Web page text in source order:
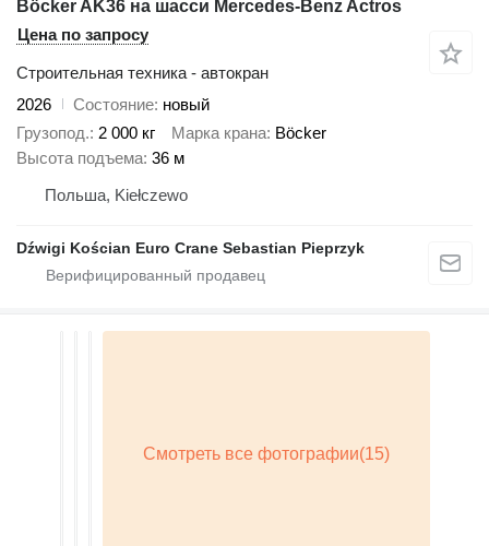
Böcker AK36 на шасси Mercedes-Benz Actros
Цена по запросу
Строительная техника - автокран
2026
Состояние новый
Грузопод. 2 000 кг Марка крана Böcker
Высота подъема 36 м
Польша, Kiełczewo
Dźwigi Kościan Euro Crane Sebastian Pieprzyk